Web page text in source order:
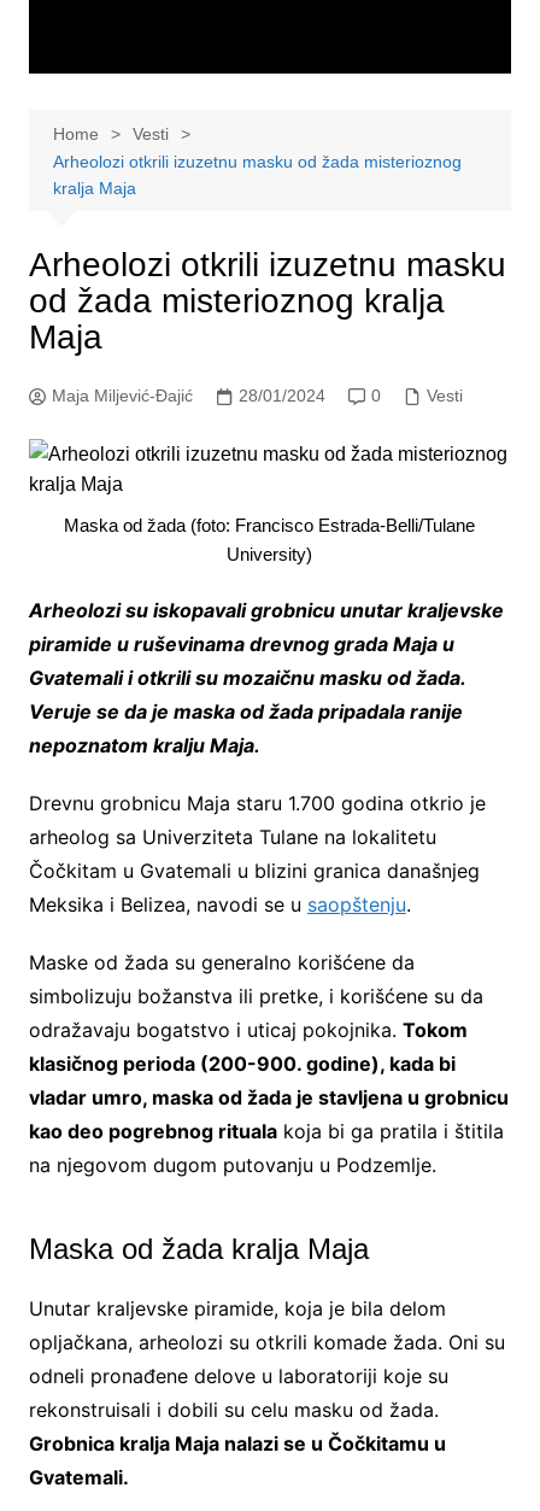
Home
Vesti
Arheolozi otkrili izuzetnu masku od žada misterioznog
kralja Maja
Arheolozi otkrili izuzetnu masku
od žada misterioznog kralja
Maja
Maja Miljević-Đajić 28/01/2024 0 Vesti
Maska od žada (foto: Francisco Estrada-Belli/Tulane
University)
Arheolozi su iskopavali grobnicu unutar kraljevske
piramide u ruševinama drevnog grada Maja u
Gvatemali i otkrili su mozaičnu masku od žada.
Veruje se da je maska od žada pripadala ranije
nepoznatom kralju Maja.
Drevnu grobnicu Maja staru 1.700 godina otkrio je
arheolog sa Univerziteta Tulane na lokalitetu
Čočkitam u Gvatemali u blizini granica današnjeg
Meksika i Belizea, navodi se u saopštenju.
Maske od žada su generalno korišćene da
simbolizuju božanstva ili pretke, i korišćene su da
odražavaju bogatstvo i uticaj pokojnika. Tokom
klasičnog perioda (200-900. godine), kada bi
vladar umro, maska od žada je stavljena u grobnicu
kao deo pogrebnog ritualakoja bi ga pratila i štitila
na njegovom dugom putovanju u Podzemlje.
Maska od žada kralja Maja
Unutar kraljevske piramide, koja je bila delom
opljačkana, arheolozi su otkrili komade žada. Oni su
odneli pronađene delove u laboratoriji koje su
rekonstruisali i dobili su celu masku od žada.
Grobnica kralja Maja nalazi se u Čočkitamu u
Gvatemali.